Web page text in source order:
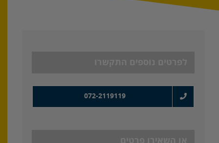
072-2119119